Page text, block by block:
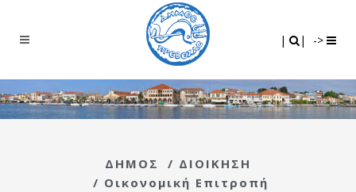
| | ->
ΔΗΜΟΣ / ΔΙΟΙΚΗΣΗ
/ Οικονομική Επιτροπή